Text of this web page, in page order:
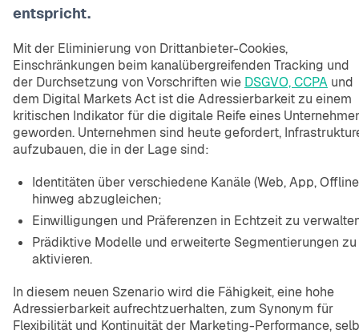
entspricht.
Mit der Eliminierung von Drittanbieter-Cookies,
Einschränkungen beim kanalübergreifenden Tracking und
der Durchsetzung von Vorschriften wie DSGVO, CCPA und
dem Digital Markets Act ist die Adressierbarkeit zu einem
kritischen Indikator für die digitale Reife eines
geworden. Unternehmen sind heute gefordert,
aufzubauen, die in der Lage sind:
Identitäten über verschiedene Kanäle (Web, App,
hinweg abzugleichen;
Einwilligungen und Präferenzen in Echtzeit zu
Prädiktive Modelle und erweiterte Segmentierungen zu
aktivieren.
In diesem neuen Szenario wird die Fähigkeit, eine hohe
Adressierbarkeit aufrechtzuerhalten, zum Synonym für
Flexibilität und Kontinuität der Marketing-Performance,